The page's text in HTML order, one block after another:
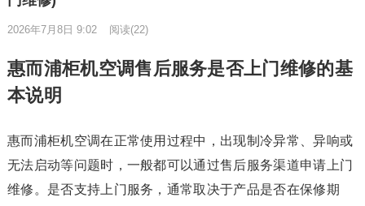
2026年7月8日 9:02 阅读(22)
惠而浦柜机空调售后服务是否上门维修的基
本说明
惠而浦柜机空调在正常使用过程中，出现制冷异常、异响或
无法启动等问题时，一般都可以通过售后服务渠道申请上门
维修。是否支持上门服务，通常取决于产品是否在保修期